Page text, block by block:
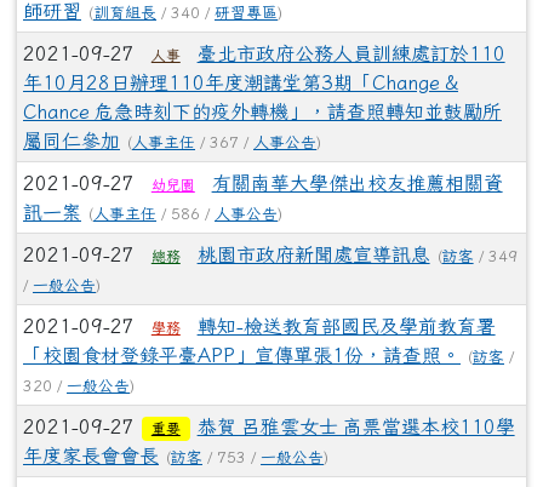
師研習
(訓育組長 / 340 / 研習專區)
2021-09-27 人事
臺北市政府公務人員訓練處訂於110
年10月28日辦理110年度潮講堂第3期「Change &
Chance 危急時刻下的疫外轉機」，請查照轉知並鼓勵所
屬同仁參加
( 人事主任 / 367 / 人事公告)
2021-09-27 幼兒園
有關南華大學傑出校友推薦相關資
訊一案
( 人事主任 / 586 / 人事公告)
2021-09-27 總務 桃園市政府新聞處宣導訊息 (訪客 / 349
/ 一般公告)
2021-09-27 學務
轉知-檢送教育部國民及學前教育署
「校園食材登錄平臺APP」宣傳單張1份，請查照。
(訪客 /
320 / 一般公告)
2021-09-27 重要
恭賀 呂雅雲女士 高票當選本校110學
年度家長會會長
(訪客 / 753 / 一般公告)